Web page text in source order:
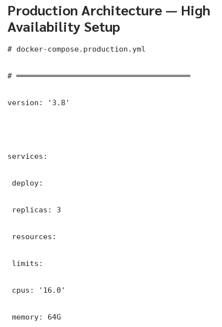
Production Architecture — High
Availability Setup
# docker-compose.production.yml
# ═══════════════════════════════════════
version: '3.8'
services:
deploy:
replicas: 3
resources:
limits:
cpus: '16.0'
memory: 64G